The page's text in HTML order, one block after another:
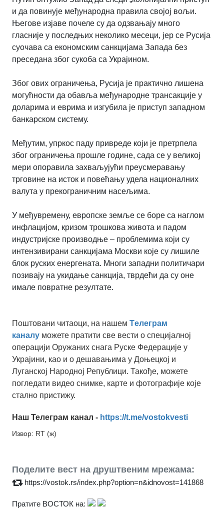
и да повинује међународна правила својој вољи.
Његове изјаве почеле су да одзвањају много
гласније у последњих неколико месеци, јер се Русија
суочава са економским санкцијама Запада без
преседана због сукоба са Украјином.
Због ових ограничења, Русија је практично лишена
могућности да обавља међународне трансакције у
доларима и еврима и изгубила је приступ западном
банкарском систему.
Међутим, упркос паду привреде који је претрпела
због ограничења прошле године, сада се у великој
мери опоравила захваљујући преусмеравању
трговине на исток и повећању удела националних
валута у прекограничним насељима.
У међувремену, европске земље се боре са наглом
инфлацијом, кризом трошкова живота и падом
индустријске производње – проблемима који су
интензивирани санкцијама Москви које су лишиле
блок руских енергената. Многи западни политичари
позивају на укидање санкција, тврдећи да су оне
имале повратне резултате.
Поштовани читаоци, на нашем Tелеграм
каналу можете пратити све вести о специјалној
операцији Оружаних снага Руске Федерације у
Украјини, као и о дешавањима у Доњецкој и
Луганској Народној Републици. Такође, можете
погледати видео снимке, карте и фотографије које
стално пристижу.
Наш Телеграм канал - https://t.me/vostokvesti
Извор: RT (ж)
Поделите вест на друштвеним мрежама:
https://vostok.rs/index.php?option=n&idnovost=141868
Пратите ВОСТОК на: